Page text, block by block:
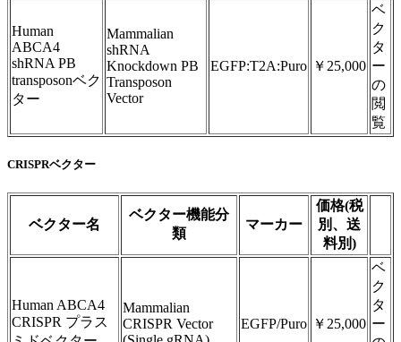
Human
ABCA4
shRNA PB
transposonベク
ター
Mammalian
shRNA
Knockdown PB
Transposon
Vector
EGFP:T2A:Puro ￥25,000
ベ
ク
タ
ー
の
閲
覧
CRISPRベクター
ベクター名
ベクター機能分
類
マーカー
価格(税
別、送
料別)
Human ABCA4
CRISPR プラス
Mammalian
CRISPR Vector
EGFP/Puro ￥25,000
ベ
ク
タ
ー